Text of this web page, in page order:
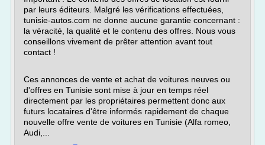
par leurs éditeurs. Malgré les vérifications effectuées,
tunisie-autos.com ne donne aucune garantie concernant :
la véracité, la qualité et le contenu des offres. Nous vous
conseillons vivement de prêter attention avant tout
contact !
Ces annonces de vente et achat de voitures neuves ou
d'offres en Tunisie sont mise à jour en temps réel
directement par les propriétaires permettent donc aux
futurs locataires d'être informés rapidement de chaque
nouvelle offre vente de voitures en Tunisie (Alfa romeo,
Audi,...